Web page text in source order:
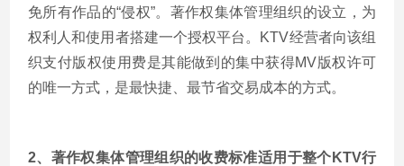
免所有作品的“侵权”。著作权集体管理组织的设立，为
权利人和使用者搭建一个授权平台。KTV经营者向该组
织支付版权使用费是其能做到的集中获得MV版权许可
的唯一方式，是最快捷、最节省交易成本的方式。
2、著作权集体管理组织的收费标准适用于整个KTV行